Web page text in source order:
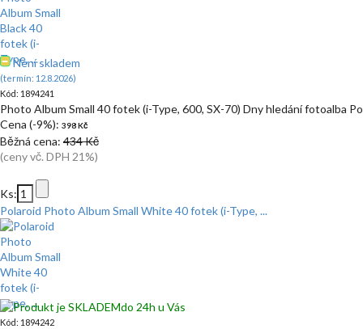
Není skladem
(termín: 12.8.2026)
Kód: 1894241
Photo Album Small 40 fotek (i-Type, 600, SX-70) Dny hledání fotoalba
Cena (-9%): 398 Kč
Běžná cena: 434 Kč
(ceny vč. DPH 21%)
Ks:
Polaroid Photo Album Small White 40 fotek (i-Type, ...
do 24h u Vás
Kód: 1894242